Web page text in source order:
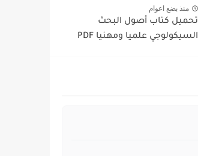
منذ بضع اعوام
تحميل كتاب أصول البحث
السيكولوجي علميا ومهنيا PDF